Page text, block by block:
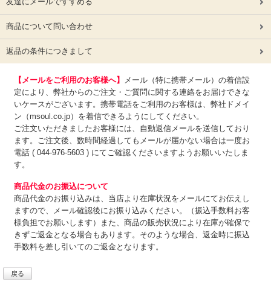
商品について問い合わせ
返品の条件につきまして
【メールをご利用のお客様へ】
メール（特に携帯メール）の着信設
定により、弊社からのご注文・ご質問に関する連絡をお届けできな
いケースがございます。携帯電話をご利用のお客様は、弊社ドメイ
ン（msoul.co.jp）を着信できるようにしてください。
ご注文いただきましたお客様には、自動返信メールを送信しており
ます。ご注文後、数時間経過してもメールが届かない場合は一度お
電話 ( 044-976-5603 ) にてご確認くださいますようお願いいたしま
す。
商品代金のお振込について
商品代金のお振り込みは、 当店より在庫状況をメールにてお伝えし
ますので、メール確認後にお振り込みください。（振込手数料お客
様負担でお願いします）また、商品の販売状況により在庫が確保で
きずご返金となる場合もあります。そのような場合、返金時に振込
手数料を差し引いてのご返金となります。
戻る